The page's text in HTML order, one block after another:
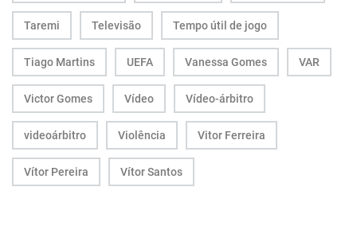
Taremi Televisão Tempo útil de jogo
Tiago Martins UEFA Vanessa Gomes VAR
Victor Gomes Vídeo Vídeo-árbitro
videoárbitro Violência Vitor Ferreira
Vítor Pereira Vítor Santos